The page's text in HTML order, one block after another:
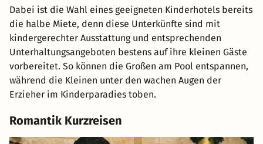
Dabei ist die Wahl eines geeigneten Kinderhotels bereits
die halbe Miete, denn diese Unterkünfte sind mit
kindergerechter Ausstattung und entsprechenden
Unterhaltungsangeboten bestens auf ihre kleinen Gäste
vorbereitet. So können die Großen am Pool entspannen,
während die Kleinen unter den wachen Augen der
Erzieher im Kinderparadies toben.
Romantik Kurzreisen